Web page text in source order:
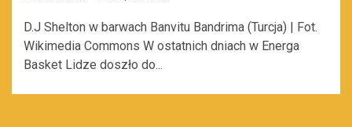
D.J Shelton w barwach Banvitu Bandrima (Turcja) | Fot.
Wikimedia Commons W ostatnich dniach w Energa
Basket Lidze doszło do...